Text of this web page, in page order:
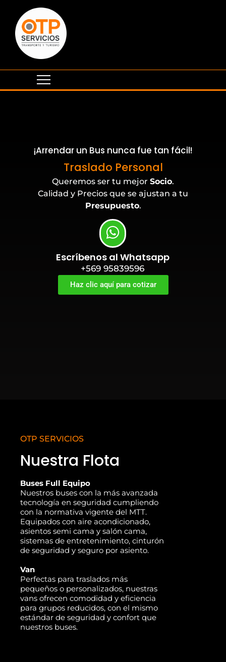
¡Arrendar un Bus nunca fue tan fácil!
Traslado Personal
Eventos Corporativos
Queremos ser tu mejor Socio.
Calidad y Precios que se ajustan a tu
Presupuesto.
Escríbenos al Whatsapp
+569 95839596
Haz clic aquí para cotizar
OTP SERVICIOS
Nuestra Flota
Buses Full Equipo
Nuestros buses con la más avanzada
tecnología en seguridad cumpliendo
con la normativa vigente del MTT.
Equipados con aire acondicionado,
asientos semi cama y salón cama,
sistemas de entretenimiento, cinturón
de seguridad y seguro por asiento.
Van
Perfectas para traslados más
pequeños o personalizados, nuestras
vans ofrecen comodidad y eficiencia
para grupos reducidos, con el mismo
estándar de seguridad y confort que
nuestros buses.